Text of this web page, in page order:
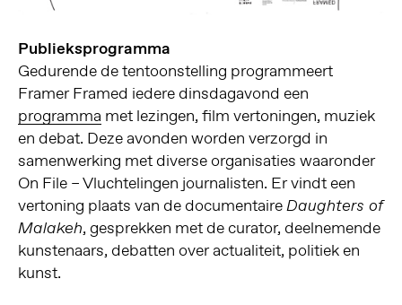
Publieksprogramma
Gedurende de tentoonstelling programmeert
Framer Framed iedere dinsdagavond een
programma met lezingen, film vertoningen, muziek
en debat. Deze avonden worden verzorgd in
samenwerking met diverse organisaties waaronder
On File – Vluchtelingen journalisten. Er vindt een
vertoning plaats van de documentaireDaughters of
Malakeh, gesprekken met de curator, deelnemende
kunstenaars, debatten over actualiteit, politiek en
kunst.